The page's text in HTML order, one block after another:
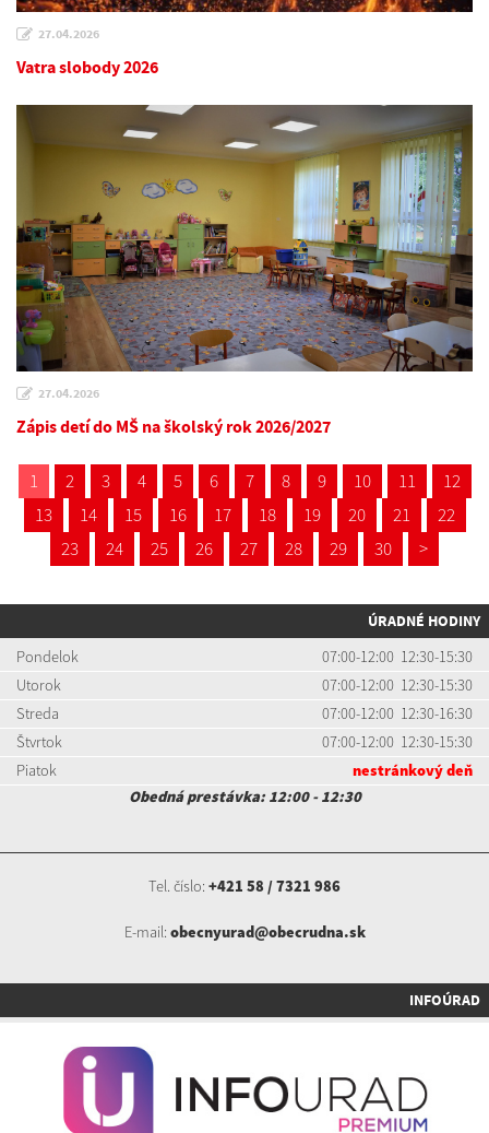
27.04.2026
Vatra slobody 2026
27.04.2026
Zápis detí do MŠ na školský rok 2026/2027
1 2 3 4 5 6 7 8 9 10 11
12
13
14 15 16 17 18 19 20 21
22
23
24 25 26 27 28 29 30 >
ÚRADNÉ HODINY
Pondelok
07:00-12:00 12:30-15:30
Utorok
07:00-12:00 12:30-15:30
Streda
07:00-12:00 12:30-16:30
Štvrtok
07:00-12:00 12:30-15:30
Piatok
nestránkový deň
Obedná prestávka: 12:00 - 12:30
Tel. číslo: +421 58 / 7321 986
E-mail: obecnyurad@obecrudna.sk
INFOÚRAD